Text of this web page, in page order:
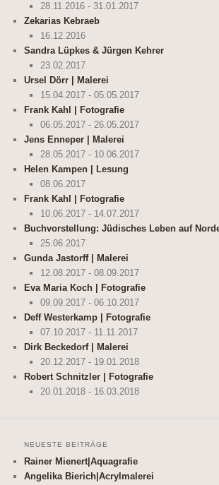
28.11.2016 - 31.01.2017
Zekarias Kebraeb
16.12.2016
Sandra Lüpkes & Jürgen Kehrer
23.02.2017
Ursel Dörr | Malerei
15.04.2017 - 05.05.2017
Frank Kahl | Fotografie
06.05.2017 - 26.05.2017
Jens Enneper | Malerei
28.05.2017 - 10.06.2017
Helen Kampen | Lesung
08.06.2017
Frank Kahl | Fotografie
10.06.2017 - 14.07.2017
Buchvorstellung: Jüdisches Leben auf
25.06.2017
Gunda Jastorff | Malerei
12.08.2017 - 08.09.2017
Eva Maria Koch | Fotografie
09.09.2017 - 06.10.2017
Deff Westerkamp | Fotografie
07.10.2017 - 11.11.2017
Dirk Beckedorf | Malerei
20.12.2017 - 19.01.2018
Robert Schnitzler | Fotografie
20.01.2018 - 16.03.2018
NEUESTE BEITRÄGE
Rainer Mienert|Aquagrafie
Angelika Bierich|Acrylmalerei